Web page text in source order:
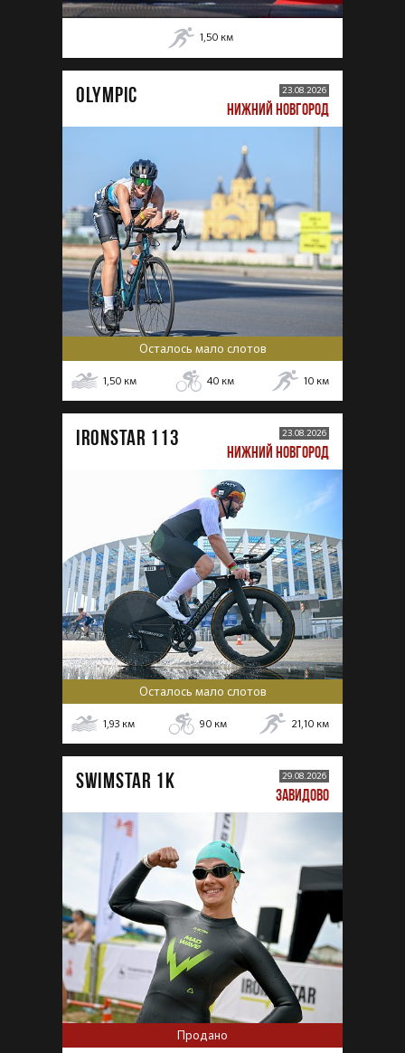
1,50 км
OLYMPIC 23.08.2026
НИЖНИЙ НОВГОРОД
Осталось мало слотов
1,50 км 40 км 10 км
IRONSTAR 113 23.08.2026
НИЖНИЙ НОВГОРОД
Осталось мало слотов
1,93 км 90 км 21,10 км
SWIMSTAR 1K 29.08.2026
ЗАВИДОВО
Продано